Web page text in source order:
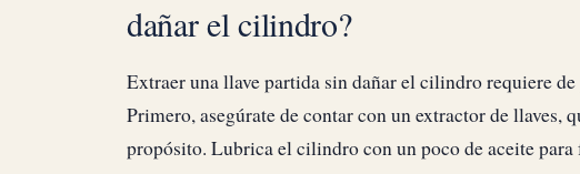
dañar el cilindro?
Extraer una llave partida sin dañar el cilindro requiere
Primero, asegúrate de contar con un extractor de llaves,
propósito. Lubrica el cilindro con un poco de aceite